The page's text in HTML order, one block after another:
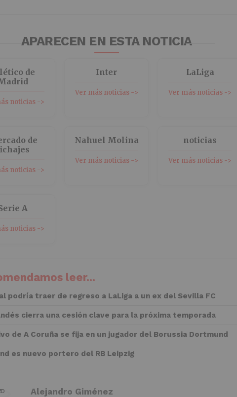
APARECEN EN ESTA NOTICIA
de
noticias ->
Inter
Ver más noticias ->
LaLiga
Ver más noticias ->
de
noticias ->
Nahuel Molina
Ver más noticias ->
noticias
Ver más noticias ->
A
noticias ->
leer...
podría traer de regreso a LaLiga a un ex del Sevilla FC
cierra una cesión clave para la próxima temporada
de A Coruña se fija en un jugador del Borussia Dortmund
es nuevo portero del RB Leipzig
Alejandro Giménez